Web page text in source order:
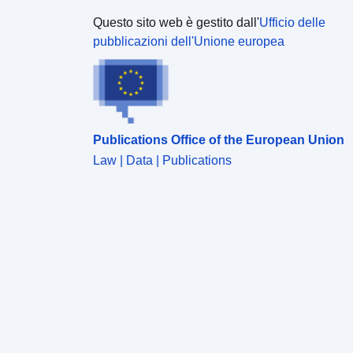
Questo sito web è gestito dall'Ufficio delle
pubblicazioni dell'Unione europea
Publications Office of the European Union
Law | Data | Publications